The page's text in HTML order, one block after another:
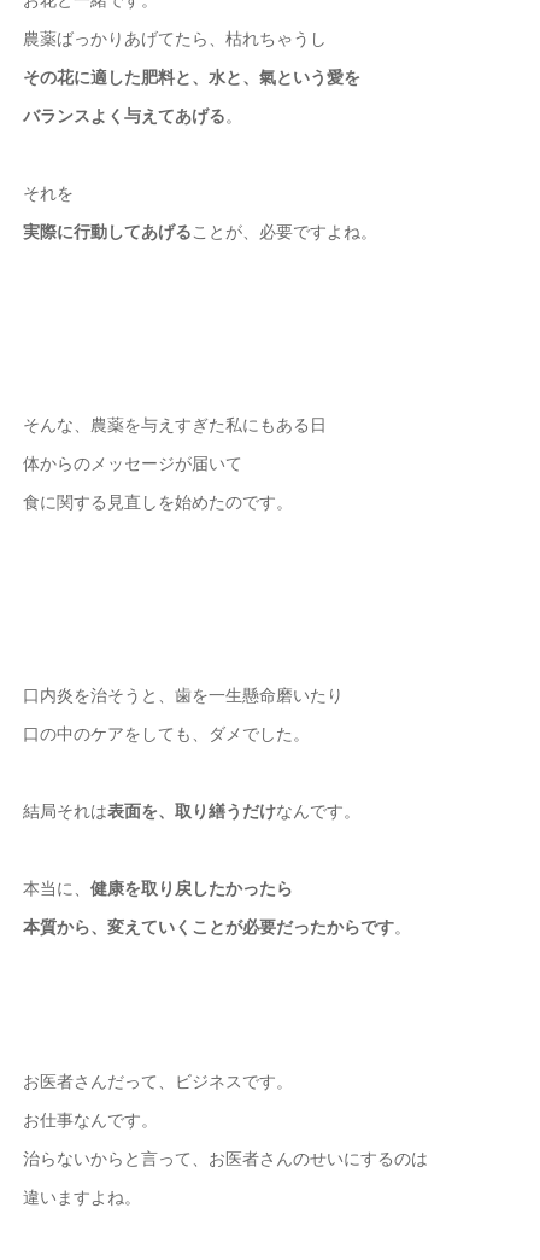
農薬ばっかりあげてたら、枯れちゃうし
その花に適した肥料と、水と、氣という愛を
バランスよく与えてあげる。
それを
実際に行動してあげることが、必要ですよね。
そんな、農薬を与えすぎた私にもある日
体からのメッセージが届いて
食に関する見直しを始めたのです。
口内炎を治そうと、歯を一生懸命磨いたり
口の中のケアをしても、ダメでした。
結局それは表面を、取り繕うだけなんです。
本当に、 健康を取り戻したかったら
本質から、変えていくことが必要だったからです。
お医者さんだって、ビジネスです。
お仕事なんです。
治らないからと言って、お医者さんのせいにするのは
違いますよね。